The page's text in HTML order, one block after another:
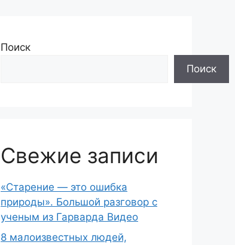
Поиск
Поиск
Свежие записи
«Старение — это ошибка
природы». Большой разговор с
ученым из Гарварда Видео
8 малоизвестных людей,